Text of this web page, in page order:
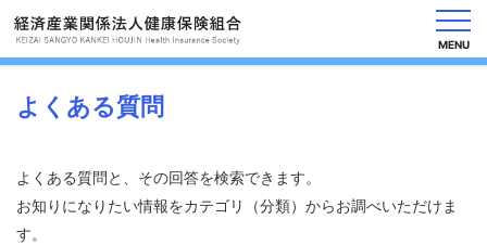
MENU
保
の
し
く
よくある質問
よくある質問と、その回答を検索できます。
お知りになりたい情報をカテゴリ（分類）からお調べいただけま
す。